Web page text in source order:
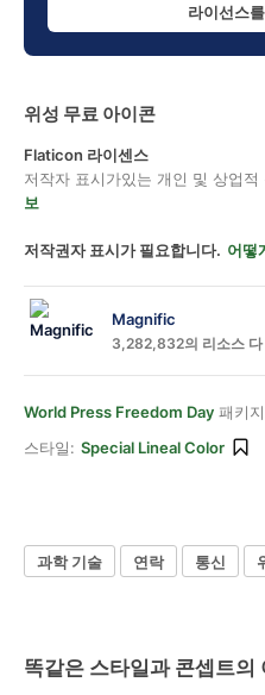
라이선스
위성 무료 아이콘
Flaticon 라이센스
저작자 표시가있는 개인 및 상업
보
저작권자 표시가 필요합니다. 어떻
Magnific
3,282,832의 리소스 다
World Press Freedom Day 패키
스타일: Special Lineal Color
과학 기술 연락 통신
똑같은 스타일과 콘셉트의